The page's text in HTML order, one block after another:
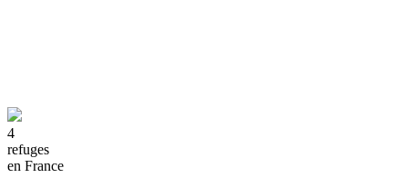
4
refuges
en France